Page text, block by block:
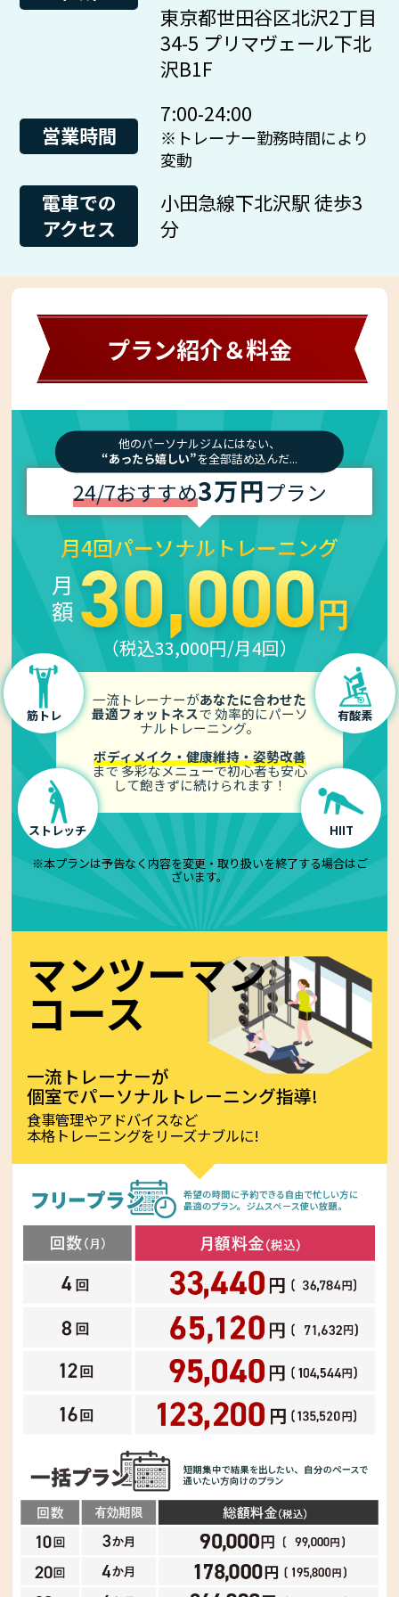
東京都世田谷区北沢2丁目
34-5 プリマヴェール下北
沢B1F
営業時間
7:00-24:00
※トレーナー勤務時間により
変動
電車での
アクセス
小田急線下北沢駅 徒歩3
分
プラン紹介＆料金
他のパーソナルジムにはない、
“あったら嬉しい”を全部詰め込んだ...
24/7おすすめ3万円プラン
月4回パーソナルトレーニング
月 額30,000円
（税込33,000円/月4回）
一流トレーナーがあなたに合わせた
最適フォットネスで効率的にパーソ
ナルトレーニング。
ボディメイク・健康維持・姿勢改善
まで多彩なメニューで初心者も安心
して飽きずに続けられます！
筋トレ
ストレッチ
有酸素
HIIT
※本プランは予告なく内容を変更・取り扱いを終了する場合はご
ざいます。
マンツーマン
コース
一流トレーナーが
個室でパーソナルトレーニング指導!
食事管理やアドバイスなど
本格トレーニングをリーズナブルに!